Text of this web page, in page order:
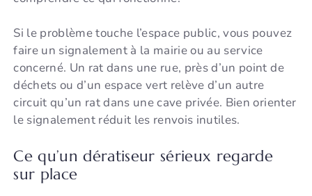
Si le problème touche l’espace public, vous pouvez
faire un signalement à la mairie ou au service
concerné. Un rat dans une rue, près d’un point de
déchets ou d’un espace vert relève d’un autre
circuit qu’un rat dans une cave privée. Bien orienter
le signalement réduit les renvois inutiles.
Ce qu’un dératiseur sérieux regarde
sur place